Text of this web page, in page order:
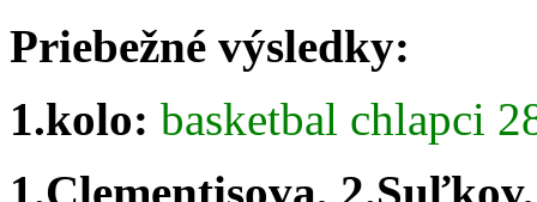
Priebežné výsledky:
1.kolo: basketbal chlapci
1.Clementisova,